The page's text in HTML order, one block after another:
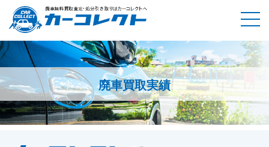
廃車買取実績
ホーム 廃車買取実績 埼玉県 トヨタ カローラ